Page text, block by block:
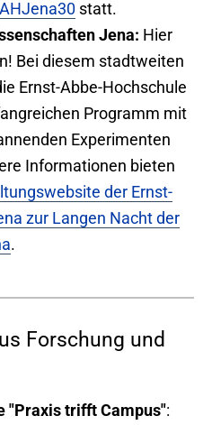
statt.
Jena: Hier
Bei diesem stadtweiten
Ernst-Abbe-Hochschule
Programm mit
Experimenten
Informationen bieten
der Ernst-
zur Langen Nacht der
.
Forschung und
"Praxis trifft Campus":